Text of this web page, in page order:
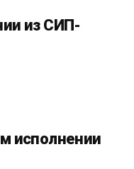
из СИП-
исполнении